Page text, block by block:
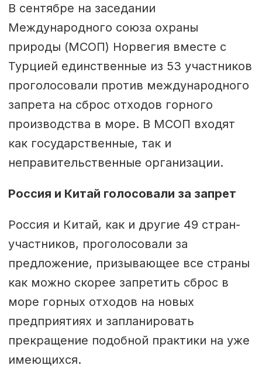
В сентябре на заседании
Международного союза охраны
природы (МСОП) Норвегия вместе с
Турцией единственные из 53 участников
проголосовали против международного
запрета на сброс отходов горного
производства в море. В МСОП входят
как государственные, так и
неправительственные организации.
Россия и Китай голосовали за запрет
Россия и Китай, как и другие 49 стран-
участников, проголосовали за
предложение, призывающее все страны
как можно скорее запретить сброс в
море горных отходов на новых
предприятиях и запланировать
прекращение подобной практики на уже
имеющихся.